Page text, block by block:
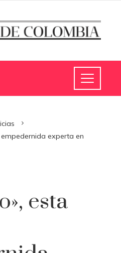
experta en
esta